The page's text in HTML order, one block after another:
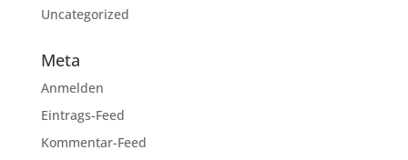
Uncategorized
Meta
Anmelden
Eintrags-Feed
Kommentar-Feed